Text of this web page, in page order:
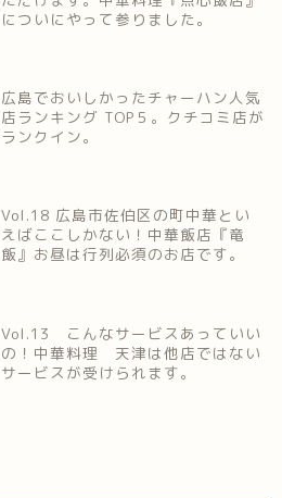
についにやって参りました。
広島でおいしかったチャーハン人気
店ランキング TOP５。クチコミ店が
ランクイン。
Vol.18 広島市佐伯区の町中華とい
えばここしかない！中華飯店『竜
飯』お昼は行列必須のお店です。
Vol.13 こんなサービスあっていい
の！中華料理 天津は他店ではない
サービスが受けられます。